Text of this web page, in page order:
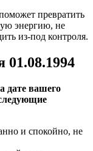
превратить
энергию, не
из-под контроля.
01.08.1994
дате вашего
и спокойно, не